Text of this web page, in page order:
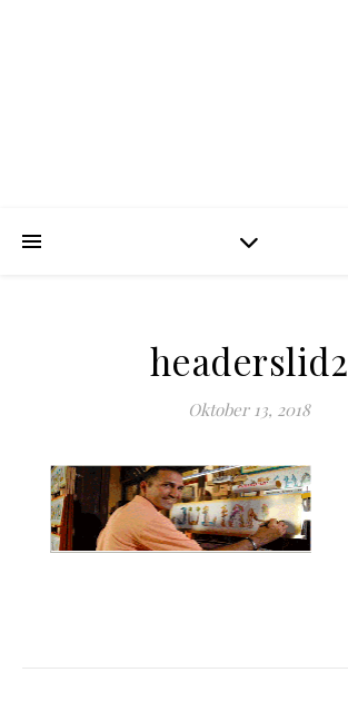
headerslid2
Oktober 13, 2018